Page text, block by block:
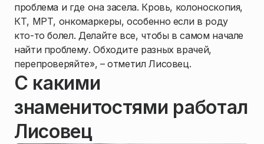
проблема и где она засела. Кровь, колоноскопия,
КТ, МРТ, онкомаркеры, особенно если в роду
кто-то болел. Делайте все, чтобы в самом начале
найти проблему. Обходите разных врачей,
перепроверяйте», – отметил Лисовец.
С какими
знаменитостями работал
Лисовец